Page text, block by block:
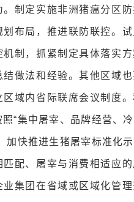
。制定实施非洲猪瘟分区
划布局，推进联防联控。
机制，抓紧制定具体落实
结做法和经验。其他区域
区域内省际联席会议制度
“集中屠宰、品牌经营、
加快推进生猪屠宰标准化
匹配、屠宰与消费相适应
业集团在省域或区域化管